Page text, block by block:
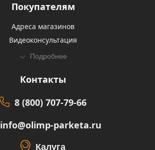
Покупателям
Адреса магазинов
Видеоконсультация
Подробнее
Контакты
8 (800) 707-79-66
info@olimp-parketa.ru
Калуга